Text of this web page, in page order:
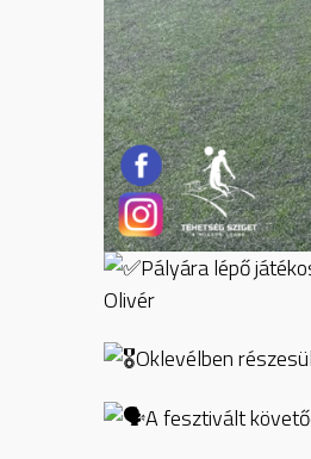
Pályára lépő
Olivér
Oklevélben
A fesztivált